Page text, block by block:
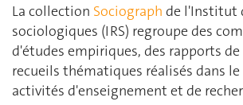
La collection Sociograph de l'Institut
sociologiques (IRS) regroupe des
d'études empiriques, des rapports de
recueils thématiques réalisés dans le
activités d'enseignement et de